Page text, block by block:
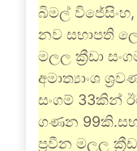
බිමල් විජේසිංහ,
නව සභාපති
මලල ක්‍රීඩා
අමාත්‍යාංශ
සංගම් 33කින්
ගණන
ප්‍රවීන මලල